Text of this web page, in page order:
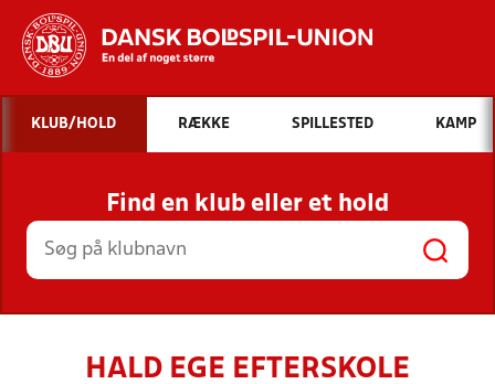
Hvad vil du søge efter?
INDHOLD OG NYHEDER
STILLINGER, RESULTATER, KLUBBER OG
HOLD
KLUB/HOLD RÆKKE SPILLESTED KAMP
Find en klub eller et hold
HALD EGE EFTERSKOLE